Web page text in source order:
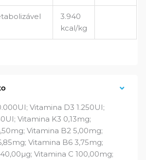
3.940
kcal/kg
Vitamina D3 1.250UI;
Vitamina K3 0,13mg;
Vitamina B2 5,00mg;
Vitamina B6 3,75mg;
Vitamina C 100,00mg;